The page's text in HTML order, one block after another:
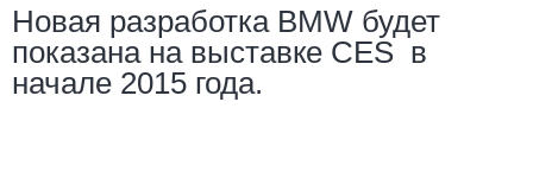
Новая разработка BMW будет
показана на выставке CES в
начале 2015 года.